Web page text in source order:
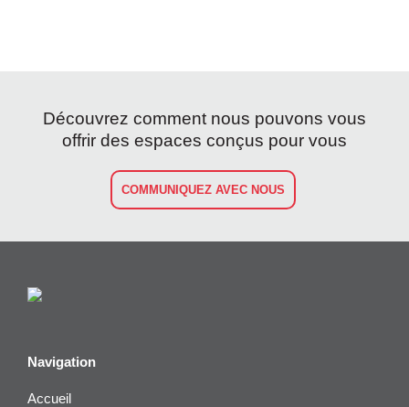
Découvrez comment nous pouvons vous
offrir des espaces conçus pour vous
COMMUNIQUEZ AVEC NOUS
Navigation
Accueil